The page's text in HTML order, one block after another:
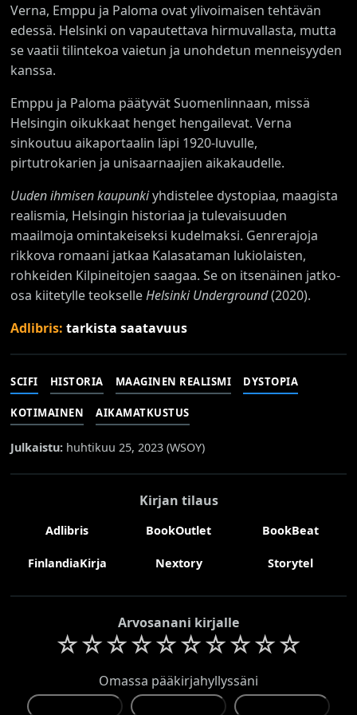
Verna, Emppu ja Paloma ovat ylivoimaisen tehtävän
edessä. Helsinki on vapautettava hirmuvallasta, mutta
se vaatii tilintekoa vaietun ja unohdetun menneisyyden
kanssa.
Emppu ja Paloma päätyvät Suomenlinnaan, missä
Helsingin oikukkaat henget hengailevat. Verna
sinkoutuu aikaportaalin läpi 1920-luvulle,
pirtutrokarien ja unisaarnaajien aikakaudelle.
Uuden ihmisen kaupunkiyhdistelee dystopiaa, maagista
realismia, Helsingin historiaa ja tulevaisuuden
maailmoja omintakeiseksi kudelmaksi. Genrerajoja
rikkova romaani jatkaa Kalasataman lukiolaisten,
rohkeiden Kilpineitojen saagaa. Se on itsenäinen jatko-
osa kiitetylle teokselleHelsinki Underground(2020).
Adlibris:tarkista saatavuus
SCIFI HISTORIA MAAGINEN REALISMI DYSTOPIA
KOTIMAINEN AIKAMATKUSTUS
Julkaistu: huhtikuu 25, 2023 (WSOY)
Kirjan tilaus
Adlibris BookOutlet BookBeat
FinlandiaKirja Nextory Storytel
Arvosanani kirjalle
☆☆☆☆☆☆☆☆☆☆
Omassa pääkirjahyllyssäni